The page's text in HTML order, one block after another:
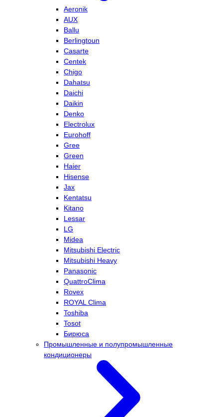
Aeronik
AUX
Ballu
Berlingtoun
Casarte
Centek
Chigo
Dahatsu
Daichi
Daikin
Denko
Electrolux
Eurohoff
Gree
Green
Haier
Hisense
Jax
Kentatsu
Kitano
Lessar
LG
Midea
Mitsubishi Electric
Mitsubishi Heavy
Panasonic
QuattroClima
Rovex
ROYAL Clima
Toshiba
Tosot
Бирюса
Промышленные и полупромышленные
кондиционеры